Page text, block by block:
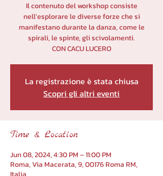
Il contenuto del workshop consiste
nell'esplorare le diverse forze che si
manifestano durante la danza, come le
spirali, le spinte, gli scivolamenti.
CON CACU LUCERO
La registrazione è stata chiusa
Scopri gli altri eventi
Time & Location
Jun 08, 2024, 4:30 PM – 11:00 PM
Roma, Via Macerata, 9, 00176 Roma RM,